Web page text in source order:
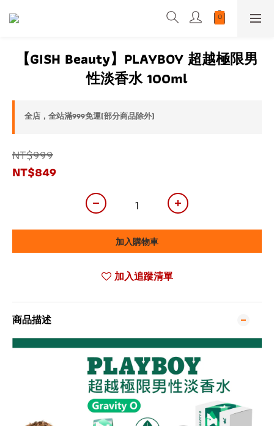
【GISH Beauty】PLAYBOY 超越極限男
性淡香水 100ml
全店，全站滿999免運(部分商品除外)
NT$999
NT$849
加入購物車
加入追蹤清單
商品描述